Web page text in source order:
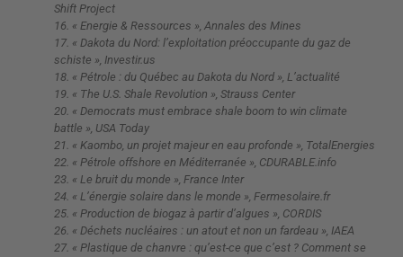
Shift Project
16. « Energie & Ressources », Annales des Mines
17. « Dakota du Nord: l’exploitation préoccupante du gaz de
schiste », Investir.us
18. « Pétrole : du Québec au Dakota du Nord », L’actualité
19. « The U.S. Shale Revolution », Strauss Center
20. « Democrats must embrace shale boom to win climate
battle », USA Today
21. « Kaombo, un projet majeur en eau profonde », TotalEnergies
22. « Pétrole offshore en Méditerranée », CDURABLE.info
23. « Le bruit du monde », France Inter
24. « L’énergie solaire dans le monde », Fermesolaire.fr
25. « Production de biogaz à partir d’algues », CORDIS
26. « Déchets nucléaires : un atout et non un fardeau », IAEA
27. « Plastique de chanvre : qu’est-ce que c’est ? Comment se